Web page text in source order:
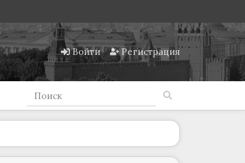
Войти Регистрация